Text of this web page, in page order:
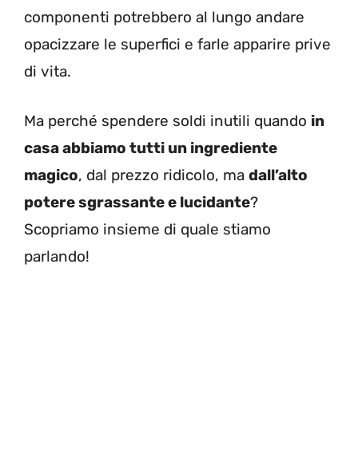
componenti potrebbero al lungo andare
opacizzare le superfici e farle apparire prive
di vita.
Ma perché spendere soldi inutili quando in
casa abbiamo tutti un ingrediente
magico, dal prezzo ridicolo, ma dall’alto
potere sgrassante e lucidante?
Scopriamo insieme di quale stiamo
parlando!